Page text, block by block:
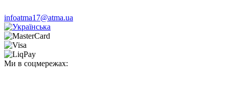
infoatma17@atma.ua
Ми в соцмережах: